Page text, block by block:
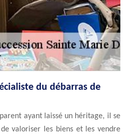
du débarras de
ayant laissé un héritage, il se
valoriser les biens et les vendre